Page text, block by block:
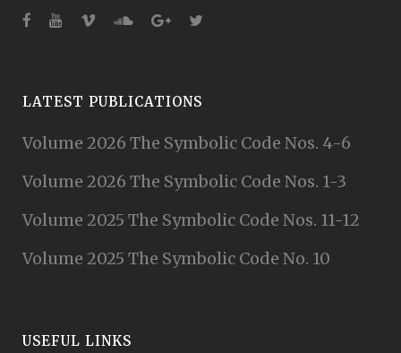
LATEST PUBLICATIONS
Volume 2026 The Symbolic Code Nos. 4-6
Volume 2026 The Symbolic Code Nos. 1-3
Volume 2025 The Symbolic Code Nos. 11-12
Volume 2025 The Symbolic Code No. 10
USEFUL LINKS